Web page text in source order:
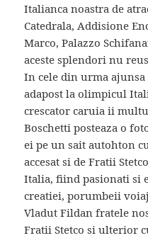
Italianca noastra de
Catedrala, Addisione
Marco, Palazzo
aceste splendori nu
In cele din urma
adapost la olimpicul
crescator caruia ii
Boschetti posteaza o
ei pe un sait autohton
accesat si de Fratii
Italia, fiind pasionati si
creatiei, porumbeii
Vladut Fildan fratele
Fratii Stetco si ulterior